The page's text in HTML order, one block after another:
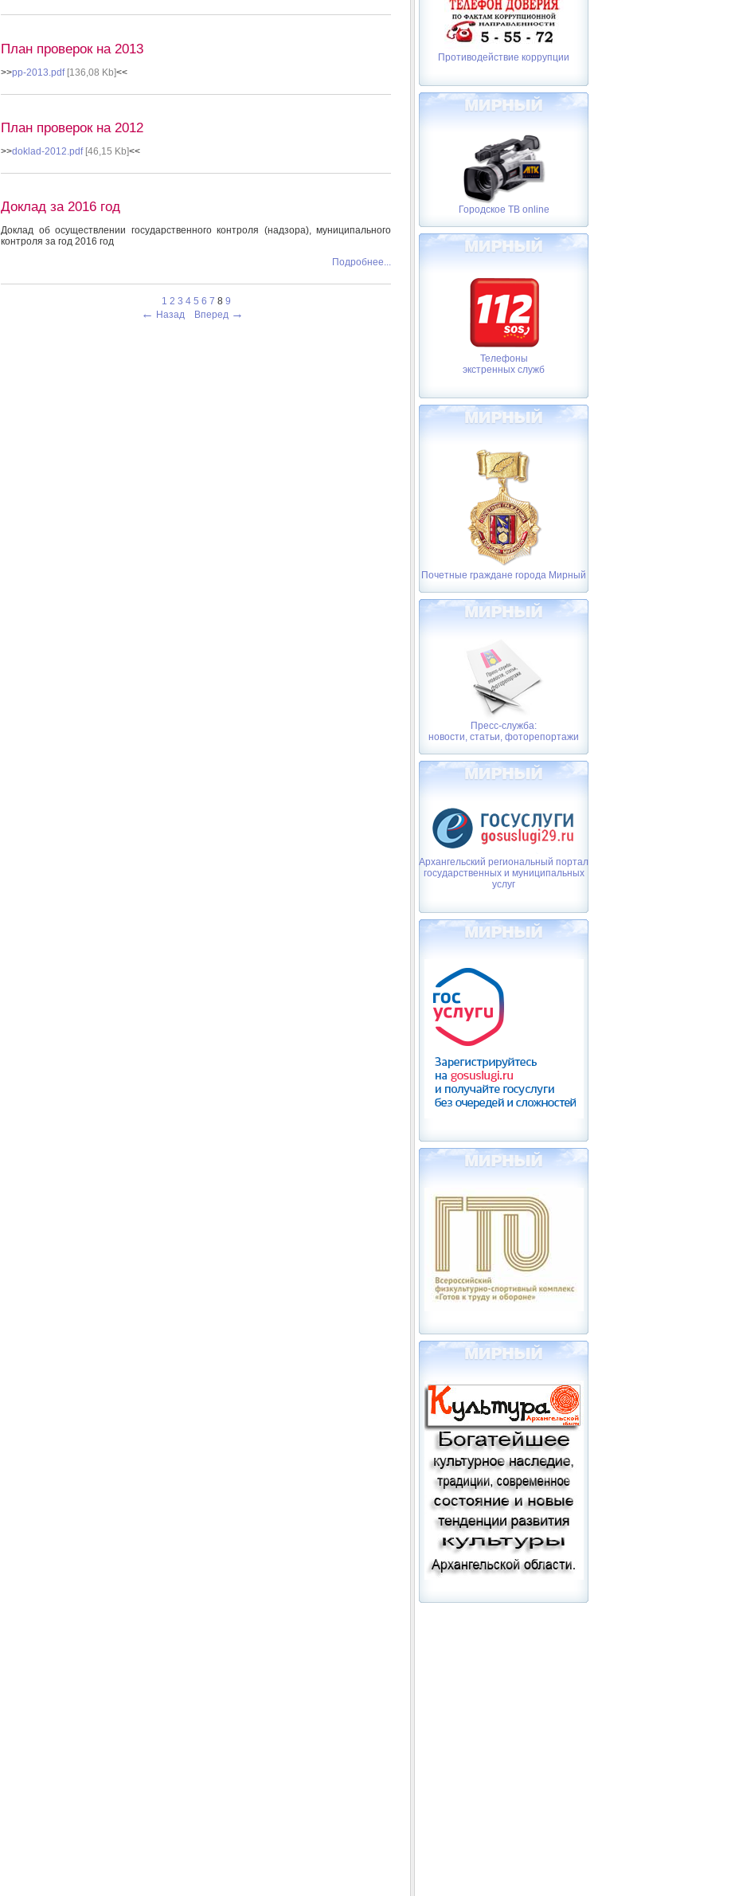
План проверок на 2013
>>pp-2013.pdf[136,08 Kb]<<
План проверок на 2012
>>doklad-2012.pdf[46,15 Kb]<<
Доклад за 2016 год
Доклад об осуществлении государственного контроля (надзора), муниципального
контроля за год 2016 год
Подробнее...
1 2 3 4 5 6 7 8 9
← Назад Вперед →
Противодействие коррупции
Городское ТВ online
Телефоны
экстренных служб
Почетные граждане города Мирный
Пресс-служба:
новости, статьи, фоторепортажи
Архангельский региональный портал
государственных и муниципальных
услуг